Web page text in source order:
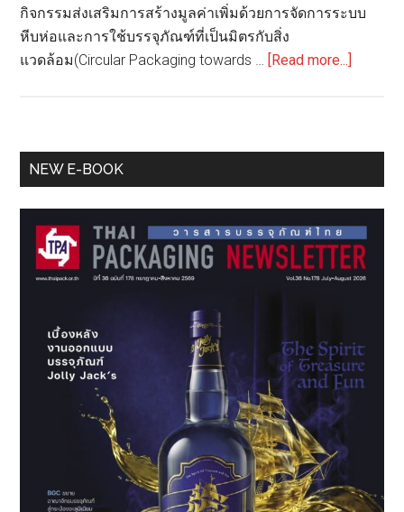
กิจกรรมส่งเสริมการสร้างมูลค่าเพิ่มด้วยการจัดการระบบ
หีบห่อและการใช้บรรจุภัณฑ์ที่เป็นมิตรกับสิ่ง
แวดล้อม(Circular Packaging towards …
[Read more...]
ระหว่าง
พาณิชย์
จัด
กิจกรรม
BCG
Primary
NEW E-BOOK